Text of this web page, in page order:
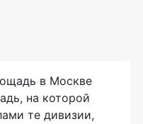
в Москве
на которой
те дивизии,